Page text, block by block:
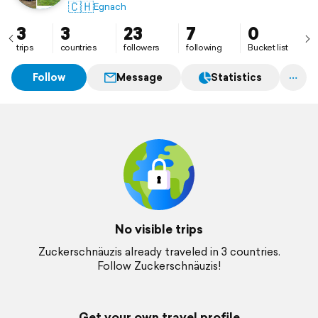
und Maskottchen Nanouk und Shana. Natürlich noch
meine Wenigkeit
🇨🇭Egnach
3
trips
3
countries
23
followers
7
following
0
Bucket list
Follow Message Statistics
No visible trips
Zuckerschnäuzis already traveled in 3 countries.
Follow Zuckerschnäuzis!